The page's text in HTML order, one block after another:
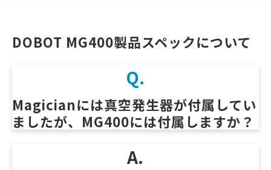
DOBOT MG400製品スペックについて
Q.
Magicianには真空発生器が付属してい
ましたが、MG400には付属しますか？
A.